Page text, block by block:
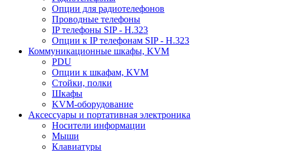
Опции для радиотелефонов
Проводные телефоны
IP телефоны SIP - H.323
Опции к IP телефонам SIP - H.323
Коммуникационные шкафы, KVM
PDU
Опции к шкафам, KVM
Стойки, полки
Шкафы
KVM-оборудование
Аксессуары и портативная электроника
Носители информации
Мыши
Клавиатуры